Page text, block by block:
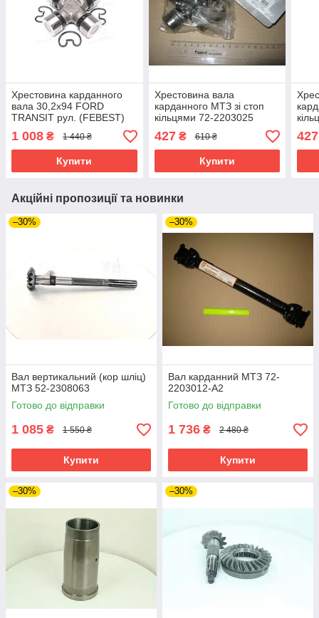
Хрестовина карданного
вала 30,2x94 FORD
TRANSIT рул. (FEBEST)
код ASN-A60R
1 008 ₴ 1 440 ₴
Купити
Хрестовина вала
карданного МТЗ зі стоп
кільцями 72-2203025
427₴ 610 ₴
Купити
427
Акційні пропозиції та новинки
–30%
Вал вертикальний (кор шліц)
МТЗ 52-2308063
Готово до відправки
1 085 ₴ 1 550 ₴
Купити
–30%
Вал карданний МТЗ 72-
2203012-A2
Готово до відправки
1 736 ₴ 2 480 ₴
Купити
–30% –30%